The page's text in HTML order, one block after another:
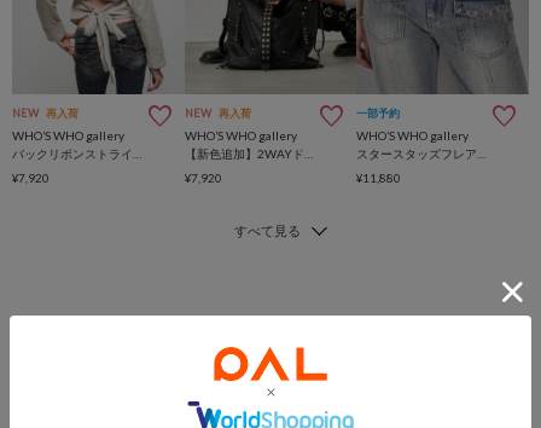
NEW 再入荷
WHO’S WHO gallery
¥7,920
NEW 再入荷
WHO’S WHO gallery
¥7,920
一部予約
WHO’S WHO gallery
¥11,880
こんなアイテムも見ています